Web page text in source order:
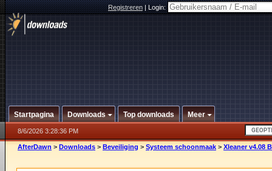
Registreren|Login:
Startpagina Downloads Top downloads Meer
8/6/2026 3:28:36 PM
AfterDawn > Downloads > Beveiliging > Systeem schoonmaak > Xleaner v4.08